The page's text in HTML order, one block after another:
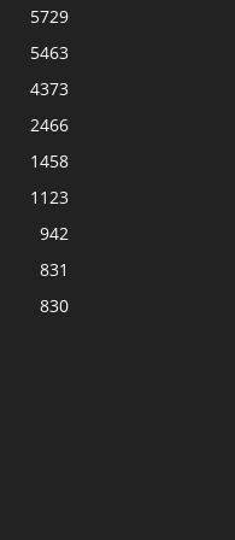
5729
5463
4373
2466
1458
1123
942
831
830